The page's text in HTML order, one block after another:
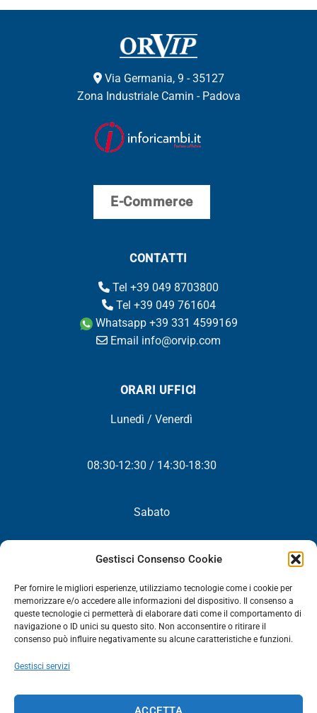
Gestisci Consenso Cookie
Per fornire le migliori esperienze, utilizziamo tecnologie come i cookie per
memorizzare e/o accedere alle informazioni del dispositivo. Il consenso a
queste tecnologie ci permetterà di elaborare dati come il comportamento di
navigazione o ID unici su questo sito. Non acconsentire o ritirare il
consenso può influire negativamente su alcune caratteristiche e funzioni.
Gestisci servizi
Via Germania, 9 - 35127
Zona Industriale Camin - Padova
E-Commerce
CONTATTI
Tel +39 049 8703800
Tel +39 049 761604
Whatsapp +39 331 4599169
Email info@orvip.com
ORARI UFFICI
Lunedì / Venerdì
08:30-12:30 / 14:30-18:30
Sabato
Chiuso
NEWSLETTER
NEWSLETTER